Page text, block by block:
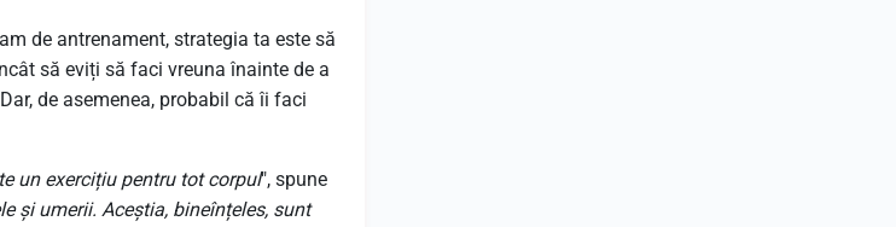
de antrenament, strategia ta este să
să eviți să faci vreuna înainte de a
de asemenea, probabil că îi faci
un exercițiu pentru tot corpul", spune
și umerii. Aceștia, bineînțeles, sunt